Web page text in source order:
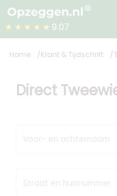
★★★★★ 9.07
Home Krant & Tijdschrift
Direct
Voor- en achternaam
Straat en huisnummer